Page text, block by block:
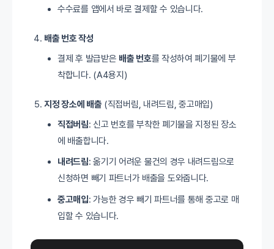
수수료를 앱에서 바로 결제할 수 있습니다.
배출 번호 작성
결제 후 발급받은 배출 번호를 작성하여 폐기물에 부
착합니다. (A4용지)
지정 장소에 배출 (직접버림, 내려드림, 중고매입)
직접버림: 신고 번호를 부착한 폐기물을 지정된 장소
에 배출합니다.
내려드림: 옮기기 어려운 물건의 경우 내려드림으로
신청하면 빼기 파트너가 배출을 도와줍니다.
중고매입: 가능한 경우 빼기 파트너를 통해 중고로 매
입할 수 있습니다.